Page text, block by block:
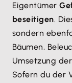
Eigentümer
beseitigen.
sondern
Bäumen,
Umsetzung der
Sofern du der